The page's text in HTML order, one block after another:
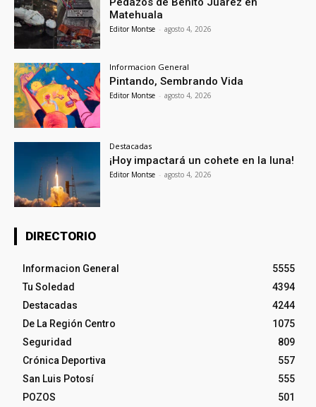
Matehuala
Editor Montse - agosto 4, 2026
Informacion General
Pintando, Sembrando Vida
Editor Montse - agosto 4, 2026
Destacadas
¡Hoy impactará un cohete en la luna!
Editor Montse - agosto 4, 2026
DIRECTORIO
Informacion General
5555
Tu Soledad
4394
Destacadas
4244
De La Región Centro
1075
Seguridad
809
Crónica Deportiva
557
San Luis Potosí
555
POZOS
501